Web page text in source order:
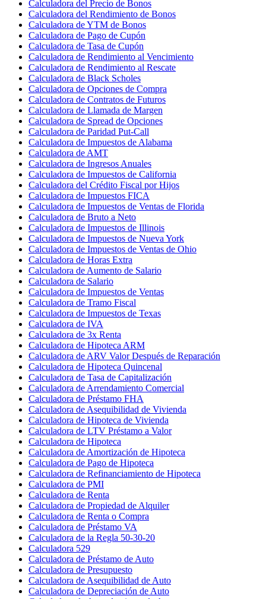
Calculadora del Precio de Bonos
Calculadora del Rendimiento de Bonos
Calculadora de YTM de Bonos
Calculadora de Pago de Cupón
Calculadora de Tasa de Cupón
Calculadora de Rendimiento al Vencimiento
Calculadora de Rendimiento al Rescate
Calculadora de Black Scholes
Calculadora de Opciones de Compra
Calculadora de Contratos de Futuros
Calculadora de Llamada de Margen
Calculadora de Spread de Opciones
Calculadora de Paridad Put-Call
Calculadora de Impuestos de Alabama
Calculadora de AMT
Calculadora de Ingresos Anuales
Calculadora de Impuestos de California
Calculadora del Crédito Fiscal por Hijos
Calculadora de Impuestos FICA
Calculadora de Impuestos de Ventas de Florida
Calculadora de Bruto a Neto
Calculadora de Impuestos de Illinois
Calculadora de Impuestos de Nueva York
Calculadora de Impuestos de Ventas de Ohio
Calculadora de Horas Extra
Calculadora de Aumento de Salario
Calculadora de Salario
Calculadora de Impuestos de Ventas
Calculadora de Tramo Fiscal
Calculadora de Impuestos de Texas
Calculadora de IVA
Calculadora de 3x Renta
Calculadora de Hipoteca ARM
Calculadora de ARV Valor Después de Reparación
Calculadora de Hipoteca Quincenal
Calculadora de Tasa de Capitalización
Calculadora de Arrendamiento Comercial
Calculadora de Préstamo FHA
Calculadora de Asequibilidad de Vivienda
Calculadora de Hipoteca de Vivienda
Calculadora de LTV Préstamo a Valor
Calculadora de Hipoteca
Calculadora de Amortización de Hipoteca
Calculadora de Pago de Hipoteca
Calculadora de Refinanciamiento de Hipoteca
Calculadora de PMI
Calculadora de Renta
Calculadora de Propiedad de Alquiler
Calculadora de Renta o Compra
Calculadora de Préstamo VA
Calculadora de la Regla 50-30-20
Calculadora 529
Calculadora de Préstamo de Auto
Calculadora de Presupuesto
Calculadora de Asequibilidad de Auto
Calculadora de Depreciación de Auto